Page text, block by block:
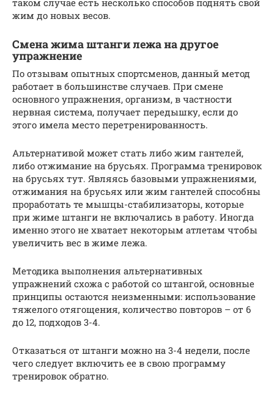
жим до новых весов.
Смена жима штанги лежа на другое
упражнение
По отзывам опытных спортсменов, данный метод
работает в большинстве случаев. При смене
основного упражнения, организм, в частности
нервная система, получает передышку, если до
этого имела место перетренированность.
Альтернативой может стать либо жим гантелей,
либо отжимание на брусьях. Программа тренировок
на брусьях тут. Являясь базовыми упражнениями,
отжимания на брусьях или жим гантелей способны
проработать те мышцы-стабилизаторы, которые
при жиме штанги не включались в работу. Иногда
именно этого не хватает некоторым атлетам чтобы
увеличить вес в жиме лежа.
Методика выполнения альтернативных
упражнений схожа с работой со штангой, основные
принципы остаются неизменными: использование
тяжелого отягощения, количество повторов – от 6
до 12, подходов 3-4.
Отказаться от штанги можно на 3-4 недели, после
чего следует включить ее в свою программу
тренировок обратно.